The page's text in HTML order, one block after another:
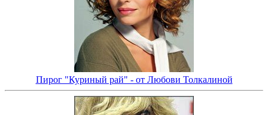
Пирог "Куриный рай" - от Любови Толкалиной